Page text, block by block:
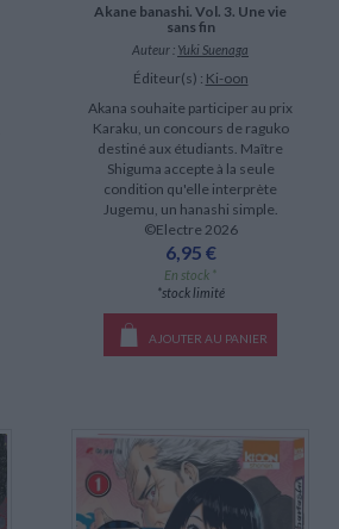
Akane banashi. Vol. 3. Une vie
sans fin
Auteur : Yuki Suenaga
Éditeur(s) : Ki-oon
Akana souhaite participer au prix
Karaku, un concours de raguko
destiné aux étudiants. Maître
Shiguma accepte à la seule
condition qu'elle interprète
Jugemu, un hanashi simple.
©Electre 2026
6,95 €
En stock *
*stock limité
AJOUTER AU PANIER